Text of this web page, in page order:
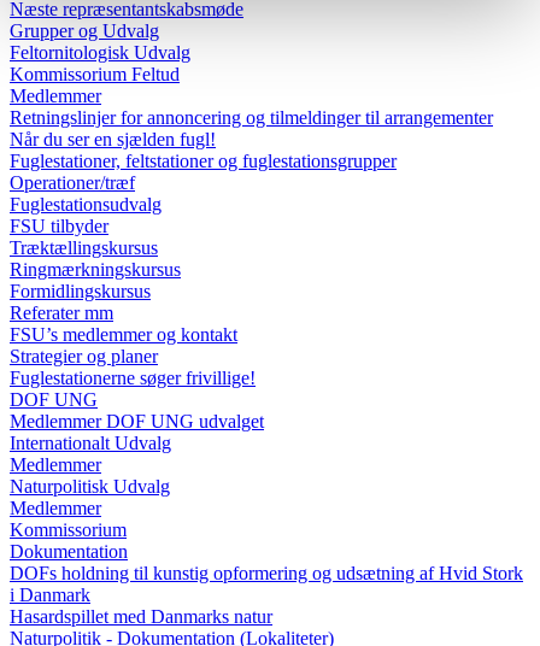
Næste repræsentantskabsmøde
Grupper og Udvalg
Feltornitologisk Udvalg
Kommissorium Feltud
Medlemmer
Retningslinjer for annoncering og tilmeldinger til arrangementer
Når du ser en sjælden fugl!
Fuglestationer, feltstationer og fuglestationsgrupper
Operationer/træf
Fuglestationsudvalg
FSU tilbyder
Træktællingskursus
Ringmærkningskursus
Formidlingskursus
Referater mm
FSU’s medlemmer og kontakt
Strategier og planer
Fuglestationerne søger frivillige!
DOF UNG
Medlemmer DOF UNG udvalget
Internationalt Udvalg
Medlemmer
Naturpolitisk Udvalg
Medlemmer
Kommissorium
Dokumentation
DOFs holdning til kunstig opformering og udsætning af Hvid Stork
i Danmark
Hasardspillet med Danmarks natur
Naturpolitik - Dokumentation (Lokaliteter)